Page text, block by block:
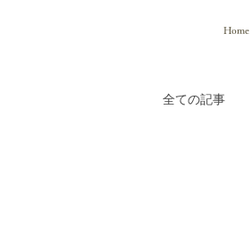
Home
全ての記事